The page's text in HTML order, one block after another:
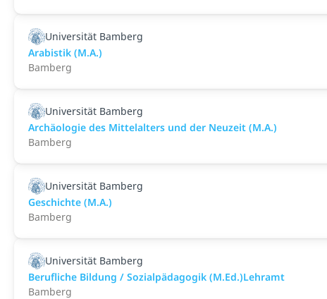
Universität Bamberg
Arabistik (M.A.)
Bamberg
Universität Bamberg
Archäologie des Mittelalters und der Neuzeit (M.A.)
Bamberg
Universität Bamberg
Geschichte (M.A.)
Bamberg
Universität Bamberg
Berufliche Bildung / Sozialpädagogik (M.Ed.)Lehramt
Bamberg